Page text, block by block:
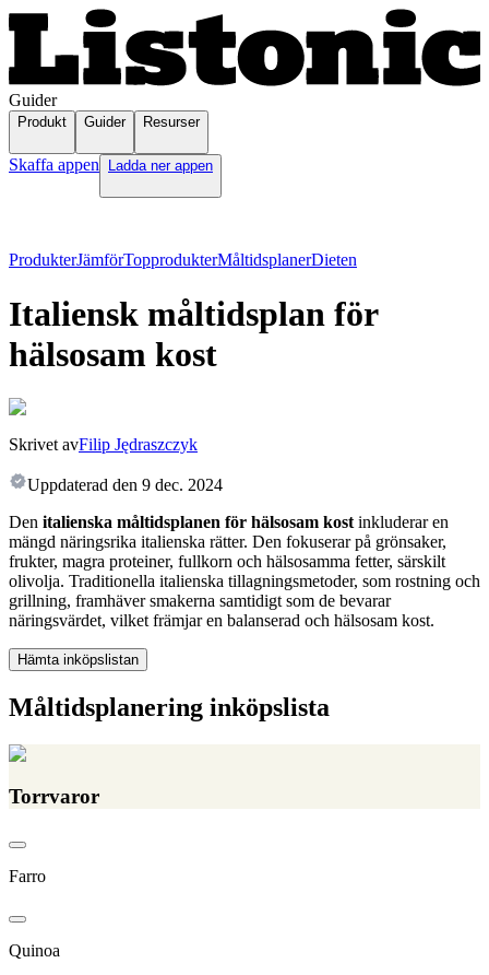
Guider
Produkt Guider Resurser
Skaffa appen Ladda ner appen
ProdukterJämförTopprodukterMåltidsplanerDieten
Italiensk måltidsplan för
hälsosam kost
Skrivet avFilip Jędraszczyk
Uppdaterad den 9 dec. 2024
Den italienska måltidsplanen för hälsosam kost inkluderar en
mängd näringsrika italienska rätter. Den fokuserar på grönsaker,
frukter, magra proteiner, fullkorn och hälsosamma fetter, särskilt
olivolja. Traditionella italienska tillagningsmetoder, som rostning och
grillning, framhäver smakerna samtidigt som de bevarar
näringsvärdet, vilket främjar en balanserad och hälsosam kost.
Hämta inköpslistan
Måltidsplanering inköpslista
Torrvaror
Farro
Quinoa